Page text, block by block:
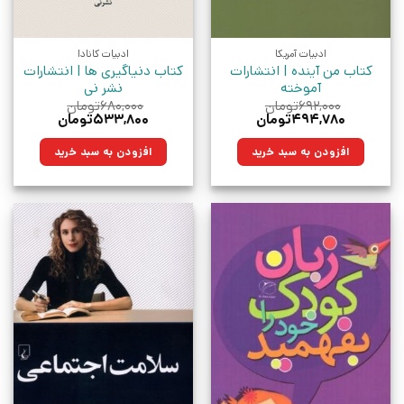
ادبیات آمریکا
کتاب من آینده | انتشارات
آموخته
۶۹۲,۰۰۰تومان
قیمت
۶۹۲,۰۰۰تومان
بود.
۴۹۴,۷۸۰تومان
۴۹۴,۷۸۰تومان.افزودن به سبد خرید
ادبیات کانادا
کتاب دنیاگیری ها | انتشارات
نشر نی
۶۸۰,۰۰۰تومان
قیمت
۶۸۰,۰۰۰تومان
بود.
۵۳۳,۸۰۰تومان
۵۳۳,۸۰۰تومان.افزودن به سبد خرید